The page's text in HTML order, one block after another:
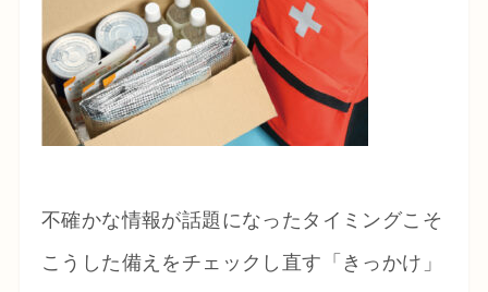
不確かな情報が話題になったタイミングこそ
こうした備えをチェックし直す「きっかけ」